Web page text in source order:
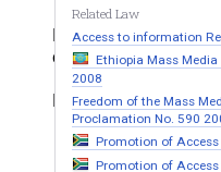
Le  chapitre  VI
communication
Le chapitre VII se
Related Law
Access to information
Ethiopia Mass
2008
Freedom of the Mass
Proclamation No. 590
Promotion of
Promotion of